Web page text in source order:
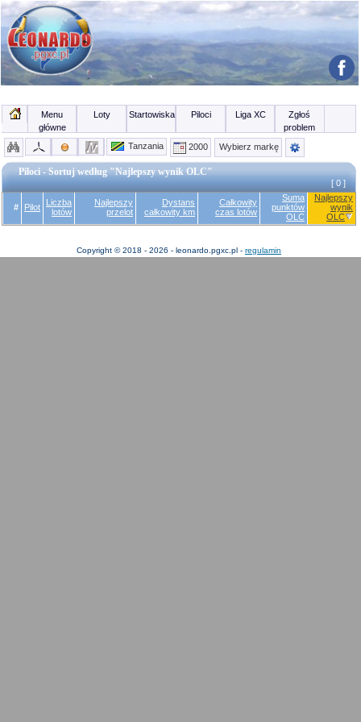
Menu
główne
Loty Startowiska Piloci Liga XC
Zgłoś
problem
Tanzania
2000 Wybierz markę
Piloci - Sortuj według "Najlepszy wynik OLC"
[ 0 ]
# Pilot
Liczba
lotów
Najlepszy
przelot
Dystans
całkowity km
Całkowity
czas lotów
Suma
punktów
OLC
Najlepszy
wynik
OLC
Copyright © 2018 - 2026 - leonardo.pgxc.pl - regulamin